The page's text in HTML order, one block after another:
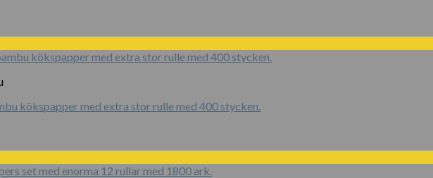
kökspapper med extra stor rulle med 400 stycken.